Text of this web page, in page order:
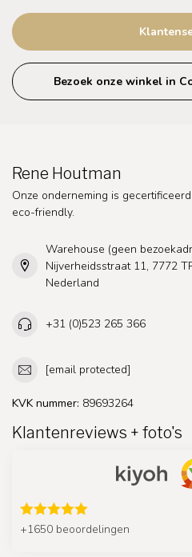
Bezoek onze winkel in
Rene Houtman
Onze onderneming is
eco-friendly.
Warehouse (geen
Nijverheidsstraat 11, 7772
Nederland
+31 (0)523 265 366
[email protected]
KVK nummer: 89693264
Klantenreviews + foto's
+1650 beoordelingen